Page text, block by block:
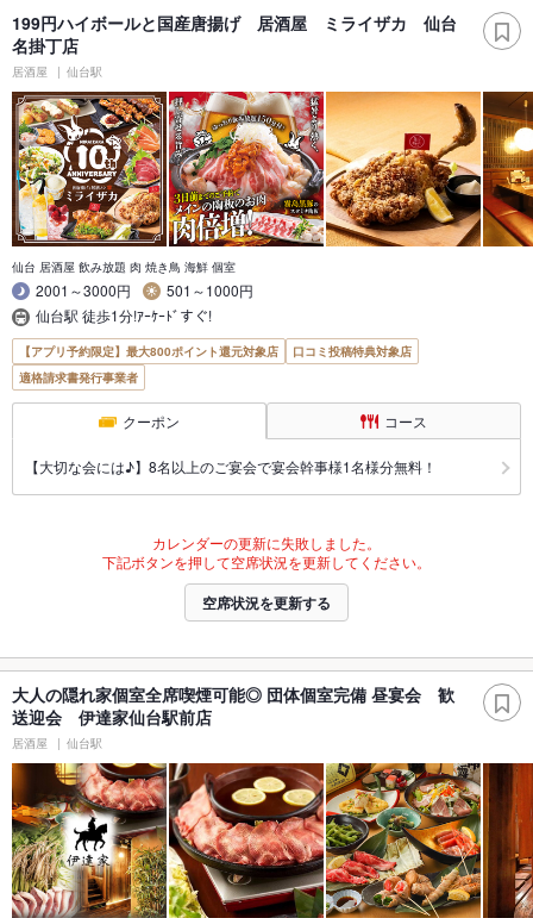
199円ハイボールと国産唐揚げ 居酒屋 ミライザカ 仙台
名掛丁店
居酒屋 仙台駅
仙台 居酒屋 飲み放題 肉 焼き鳥 海鮮 個室
2001～3000円
501～1000円
仙台駅 徒歩1分!ｱｰｹｰﾄﾞすぐ!
【アプリ予約限定】最大800ポイント還元対象店
口コミ投稿特典対象店
適格請求書発行事業者
クーポン コース
【大切な会には♪】8名以上のご宴会で宴会幹事様1名様分無料！
カレンダーの更新に失敗しました。
下記ボタンを押して空席状況を更新してください。
空席状況を更新する
大人の隠れ家個室全席喫煙可能◎ 団体個室完備 昼宴会 歓
送迎会 伊達家仙台駅前店
居酒屋 仙台駅